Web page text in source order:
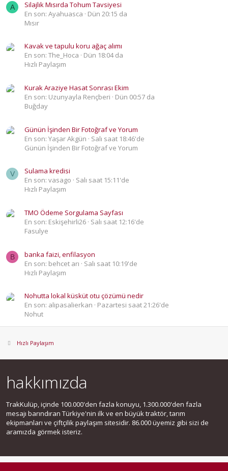
A
Silajlık Mısırda Tohum Tavsiyesi
En son: Ayahuasca
Dün 20:15 da
Mısır
Kavak ve tapulu koru ağaç alımı
En son: The_Hoca
Dün 18:04 da
Hızlı Paylaşım
Kurak Araziye Hasat Sonrası Ekim
En son: Uzunyayla Rençberi
Dün 00:57 da
Buğday
Günün İşinden Bir Fotoğraf ve Yorum
En son: Yaşar Akgün
Salı saat 18:46'de
Günün İşinden Bir Fotoğraf ve Yorum
V
Sulama kredisi
En son: vasago
Salı saat 15:11'de
Hızlı Paylaşım
TMO Ödeme Sorgulama Sayfası
En son: Eskişehirli26 Salı saat 12:16'de
Fasulye
B
banka faizi, enfilasyon
En son: behcet arı
Salı saat 10:19'de
Hızlı Paylaşım
Nohutta lokal küsküt otu çözümü nedir
En son: alipasalierkan
Pazartesi saat 21:26'de
Nohut
Hızlı Paylaşım
hakkımızda
TrakKulüp, içinde 100.000'den fazla konuyu, 1.300.000'den fazla
mesajı barındıran Türkiye'nin ilk ve en büyük traktör, tarım
ekipmanları ve çiftçilik paylaşım sitesidir. 86.000 üyemiz gibi sizi de
aramızda görmek isteriz.